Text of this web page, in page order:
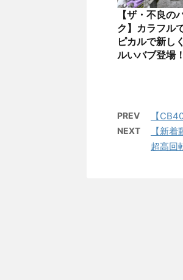
【ザ・不良の
ク】カラフル
ピカルで新し
ルいバブ登場！
PREV 【
NEXT
【新
超高回